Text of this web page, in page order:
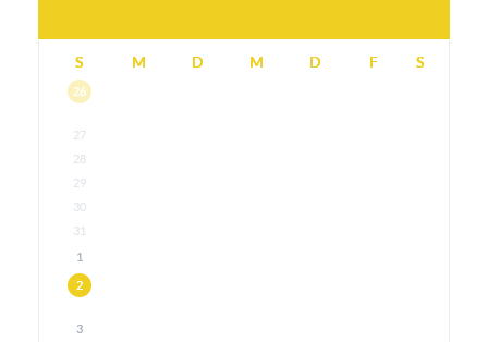
S M D M D F S
26
27
28
29
30
31
1
2
3